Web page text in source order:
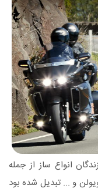
انواع ساز از جمله
و ... تبدیل شده بود